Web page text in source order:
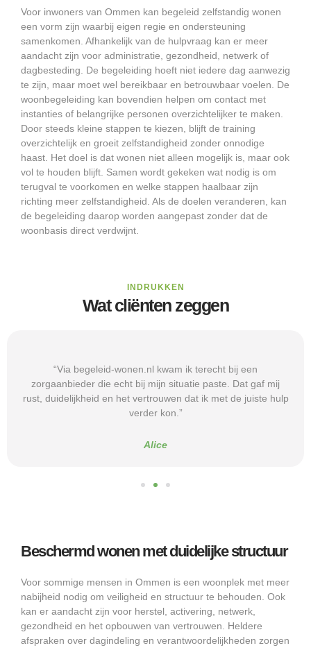
Voor inwoners van Ommen kan begeleid zelfstandig wonen
een vorm zijn waarbij eigen regie en ondersteuning
samenkomen. Afhankelijk van de hulpvraag kan er meer
aandacht zijn voor administratie, gezondheid, netwerk of
dagbesteding. De begeleiding hoeft niet iedere dag aanwezig
te zijn, maar moet wel bereikbaar en betrouwbaar voelen. De
woonbegeleiding kan bovendien helpen om contact met
instanties of belangrijke personen overzichtelijker te maken.
Door steeds kleine stappen te kiezen, blijft de training
overzichtelijk en groeit zelfstandigheid zonder onnodige
haast. Het doel is dat wonen niet alleen mogelijk is, maar ook
vol te houden blijft. Samen wordt gekeken wat nodig is om
terugval te voorkomen en welke stappen haalbaar zijn
richting meer zelfstandigheid. Als de doelen veranderen, kan
de begeleiding daarop worden aangepast zonder dat de
woonbasis direct verdwijnt.
INDRUKKEN
Wat cliënten zeggen
“Via begeleid-wonen.nl kwam ik terecht bij een
zorgaanbieder die echt bij mijn situatie paste. Dat gaf mij
rust, duidelijkheid en het vertrouwen dat ik met de juiste hulp
verder kon.”
Alice
Beschermd wonen met duidelijke structuur
Voor sommige mensen in Ommen is een woonplek met meer
nabijheid nodig om veiligheid en structuur te behouden. Ook
kan er aandacht zijn voor herstel, activering, netwerk,
gezondheid en het opbouwen van vertrouwen. Heldere
afspraken over dagindeling en verantwoordelijkheden zorgen